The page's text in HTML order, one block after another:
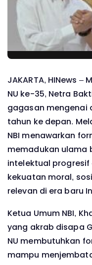
JAKARTA, HINews
NU ke-35, Netra
gagasan mengenai
tahun ke depan.
NBI menawarkan
memadukan ulama
intelektual
kekuatan moral,
relevan di era baru
Ketua Umum NBI,
yang akrab disapa
NU membutuhkan
mampu